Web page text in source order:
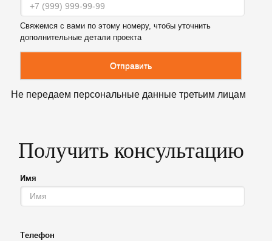
Свяжемся с вами по этому номеру, чтобы уточнить
дополнительные детали проекта
Отправить
Не передаем персональные данные третьим лицам
Получить консультацию
Имя
Телефон